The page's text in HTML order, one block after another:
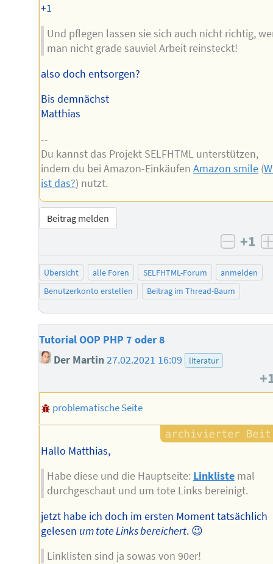
+1
Und pflegen lassen sie sich auch nicht richtig,
man nicht grade sauviel Arbeit reinsteckt!
also doch entsorgen?
Bis demnächst
Matthias
--
Du kannst das Projekt SELFHTML unterstützen,
indem du bei Amazon-EinkäufenAmazon smile (
ist das?) nutzt.
Beitrag melden
+1
Übersicht alle Foren SELFHTML-Forum
anmelden
Benutzerkonto erstellen
Beitrag im Thread-Baum
Tutorial OOP PHP 7 oder 8
Der Martin27.02.2021 16:09 literatur
problematische Seite
Hallo Matthias,
Habe diese und die Hauptseite: Linklistemal
durchgeschaut und um tote Links bereinigt.
jetzt habe ich doch im ersten Moment tatsächlich
gelesen um tote Links bereichert. 😉
Linklisten sind ja sowas von 90er!